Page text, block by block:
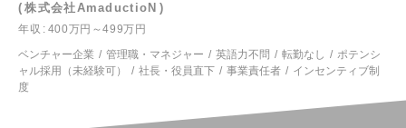
株式会社AmaductioN
年収
400万円～499万円
ベンチャー企業
管理職・マネジャー 英語力不問 転勤なし
ポテンシ
ャル採用（未経験可）
社長・役員直下 事業責任者
インセンティブ制
度